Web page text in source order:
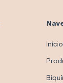
Início